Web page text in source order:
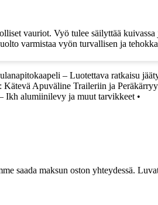
vauriot. Vyö tulee säilyttää
varmistaa vyön turvallisen ja
– Luotettava ratkaisu
Kätevä Apuväline Traileriin ja
Ikh alumiinilevy ja muut tarvikkeet •
saada maksun oston yhteydessä.